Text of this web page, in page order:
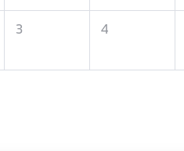
3 4